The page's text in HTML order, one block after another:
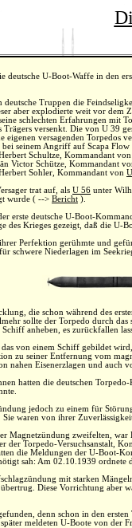
deutsche U-Boot-Waffe in den
Truppen die
aber explodierte weit vor dem
schlechten Erfahrungen mit
versenkt. Die von U 39
eigenen versagenden Torpedos
seinem Angriff auf Scapa
Schultze, Kommandant von
Victor Schütze, Kommandant
Sohler, Kommandant von
trat auf, als U 56 unter
wurde ( --> Bericht ).
erste deutsche U-Boot-
des Krieges gezeigt, daß die U-
Perfektion gerühmte und
schwere Niederlagen im
die schon während des
sollte der Torpedo durch
anheben, es zurückfallen
das von einem Schiff gebildet
zu seiner Entfernung vom
nahen Eisenerzlagen und auch
hatten die deutschen
jedoch zu einem für
waren von ihrer
Magnetzündung zweifelten,
der Torpedo-Versuchsanstalt,
die Meldungen der U-Boot-
sah: Am 02.10.1939
mit starken
Diese Vorrichtung aber
denn schon in den
meldeten U-Boote von der